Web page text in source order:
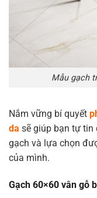
Mẫu gạch
Nắm vững bí quyết
da sẽ giúp bạn tự
gạch và lựa chọn
của mình.
Gạch 60×60 vân gỗ